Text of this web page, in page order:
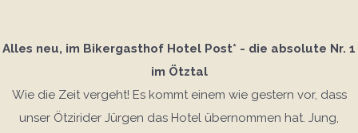
Alles neu, im Bikergasthof Hotel Post* - die absolute Nr. 1
im Ötztal
Wie die Zeit vergeht! Es kommt einem wie gestern vor, dass
unser Ötzirider Jürgen das Hotel übernommen hat. Jung,